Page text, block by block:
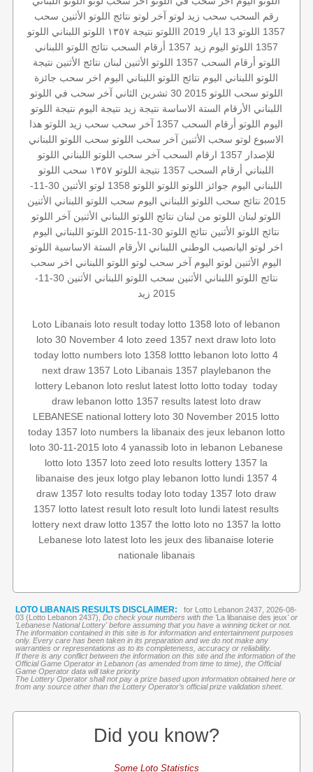
رقم السحب سحب زيد لوتو آخر لوتو نتائج اللوتو الأثنين سحب
1357 اللوتو 13 ايار 2019 االلوتو نتيجة ١٣٥٧ اللوتو اللبناني اللوتو
1357 اللوتو اليوم زيد 1357 أرقام السحب نتائج اللوتو اللبناني
اللوتو أرقام السحب 1357
اللوتو الأثنين لبنان نتائج الأثنين نتيجة
اللوتو اللبناني اليوم نتائج اللوتو اللبناني اليوم اخر سحب جائزة
اللوتو سحب اللوتو 2015 30 تشرين الثاني
آخر سحب في اللوتو
اللبناني الأرقام الستة الاساسة نتيجة زيد نتيجة اليوم نتيجة اللوتو
اليوم اللوتو أرقام السحب 1357 آخر سحب سحب زيد اللوتو هذا
الاسبوع لوتو سحب الأثنين آخر سحب اللوتو سحب اللوتو اللبناني
للإصدار 1357
ارقام السحب آخر سحب اللوتو اللبناني اللوتو
اللبناني أرقام السحب 1357
نتيجة اللوتو ١٣٥٧
سحب اللوتو
اللبناني اليوم جوائز اللوتو اللوتو اللوتو 1358
لوتو الأثنين 30-11-
2015 نتائج سحب اللوتو اللبناني اليوم سحب اللوتو اللبناني الأثنين
اللوتو لبنان اللوتو من لبنان نتائج اللوتو اللبناني الأثنين آخر اللوتو
نتائج اللوتو الأثنين نتائج اللوتو 30-11-2015
اللوتو اللبناني اليوم
اخر لوتو اليانصيب الوطني اللبناني الأرقام الستة الاساسية اللوتو
اليوم الأثنين لوتو اليوم آخر سحب لوتو اللوتو اللبناني اخر سحب
نتائج اللوتو اللبناني الأثنين سحب اللوتو اللبناني
الأثنين 30-11-
2015 زيد
Loto Libanais loto result today lotto 1358 loto of lebanon
loto 30 November 4 loto zeed 1357 next draw loto loto
today lotto numbers loto 1358 lottto lebanon loto lotto 4
next draw 1357 Loto Libanais 1357 playlebanon the
lottery Lebanon loto reslut latest lotto lotto today ‏today
draw lebanon lotto 1357 results latest loto draw
LEBANESE national lottery loto 30 November 2015 lotto
today 1357 loto numbers la libanaix des jeux lebanon lotto
loto 30-11-2015 loto 4 yanassib loto in lebanon Lebanese
lotto loto 1357 loto zeed loto results lottery 1357 la
libanaise des jeux lotgo play lebanon lotto lundi 1357 4
draw 1357 loto results today loto today 1357 loto draw
1357 lotto latest result loto result loto lundi latest results
lottery next draw lotto 1357 the lotto loto no 1357 la lotto
Lebanese loto latest loto les jeux des libanaise loterie
nationale libanais
LOTO LIBANAIS RESULTS DISCLAIMER:
for Lotto Lebanon 2437, 2026-08-
03 (Lotto Lebanon 2437), Do check your numbers with the 'La libanaise des jeux' or
'Lebanese National Lottery' before assuming that you have a winning ticket or not.
The information contained in this site is for information and entertainment purposes
only. Every care has been taken in its preparation and we do not make any
warranties or representations as to its completeness, accuracy or reliability.
If there is any conflict between the information on this site and the information of the
Official Game Operator in Lebanon (as amended from time to time), the Official
Game Operator data will take priority
The Lottery Operator shall not pay a prize based upon information obtained here or
from any source other than the Lottery Operator’s official prize validation sheet.
Did you know?
Some Loto Statistics